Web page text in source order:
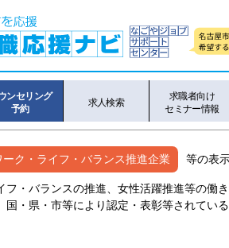
ンセリング
予約
求人検索
求職者向け
セミナー情報
ーク・ライフ・バランス推進企業 等の表
フ・バランスの推進、女性活躍推進等の働
国・県・市等により認定・表彰等されてい